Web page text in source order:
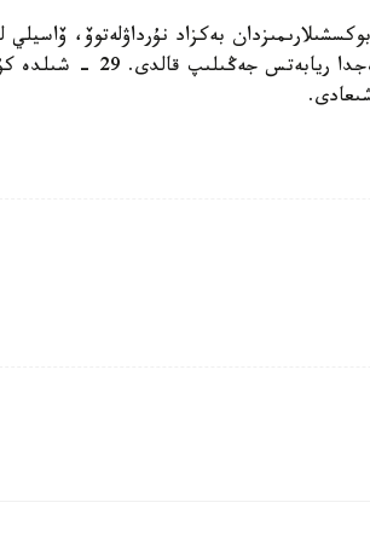
بەكزاد نۇرداۋلەتوۆ، ۆاسيلي
ابىلايحان ءجۇسىپوۆ، سەرىك تەمىرجانوۆ جانە